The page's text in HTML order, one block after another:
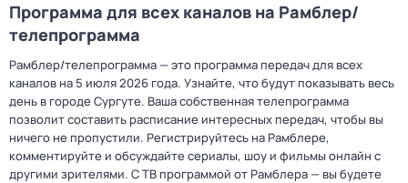
Программа для всех каналов на Рамблер/
телепрограмма
Рамблер/телепрограмма — это программа передач для всех
каналов на 5 июля 2026 года. Узнайте, что будут показывать весь
день в городе Сургуте. Ваша собственная телепрограмма
позволит составить расписание интересных передач, чтобы вы
ничего не пропустили. Регистрируйтесь на Рамблере,
комментируйте и обсуждайте сериалы, шоу и фильмы онлайн с
другими зрителями. С ТВ программой от Рамблера — вы будете